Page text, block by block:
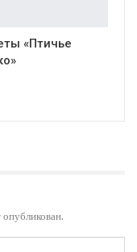
«Птичье